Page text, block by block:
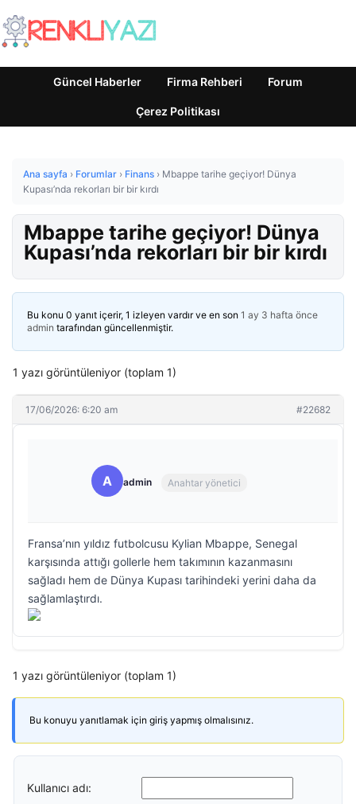
Güncel Haberler Firma Rehberi Forum
Çerez Politikası
Ana sayfa › Forumlar › Finans › Mbappe tarihe geçiyor! Dünya
Kupası’nda rekorları bir bir kırdı
Mbappe tarihe geçiyor! Dünya
Kupası’nda rekorları bir bir kırdı
Bu konu 0 yanıt içerir, 1 izleyen vardır ve en son 1 ay 3 hafta önce
admin tarafından güncellenmiştir.
1 yazı görüntüleniyor (toplam 1)
17/06/2026: 6:20 am #22682
A admin Anahtar yönetici
Fransa’nın yıldız futbolcusu Kylian Mbappe, Senegal
karşısında attığı gollerle hem takımının kazanmasını
sağladı hem de Dünya Kupası tarihindeki yerini daha da
sağlamlaştırdı.
1 yazı görüntüleniyor (toplam 1)
Bu konuyu yanıtlamak için giriş yapmış olmalısınız.
Kullanıcı adı: